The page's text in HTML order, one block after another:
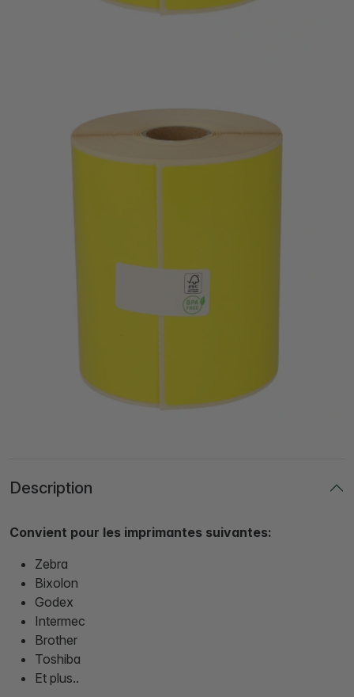
Description
Convient pour les imprimantes suivantes:
Zebra
Bixolon
Godex
Intermec
Brother
Toshiba
Et plus..